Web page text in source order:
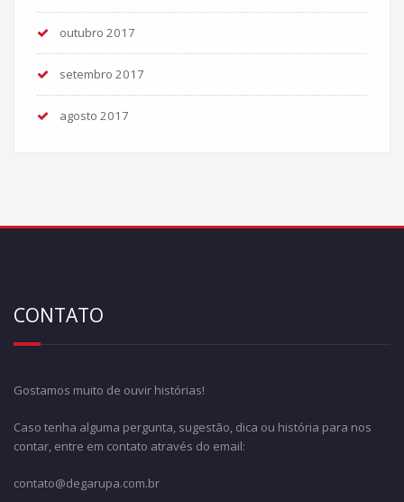
outubro 2017
setembro 2017
agosto 2017
CONTATO
Gostamos muito de ouvir histórias!
Caso tenha alguma pergunta, sugestão, dica ou história para nos
contar, entre em contato através do email:
contato@degarupa.com.br